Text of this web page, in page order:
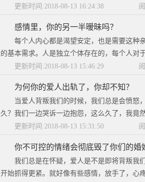
更新时间:2018-08-13 16:24:38
感情里，你的另一半暧昧吗？
每个人内心都是渴望安定，也是需要这种
的基本需求。人是独立个体存在的，每个人对
更新时间:2018-08-13 15:46:29
为何你的爱人出轨了，你却不知？
当爱人背叛我们的时候，我们总是会愤怒
久？我们一边哭诉一边抱怨，这么久了，我竟
更新时间:2018-08-13 15:31:50
你不可控的情绪会彻底毁了你们的婚
我们总是在怀疑，爱人是不是即将背叛我
开始抓得更紧。就好像有些感情，放手了，心